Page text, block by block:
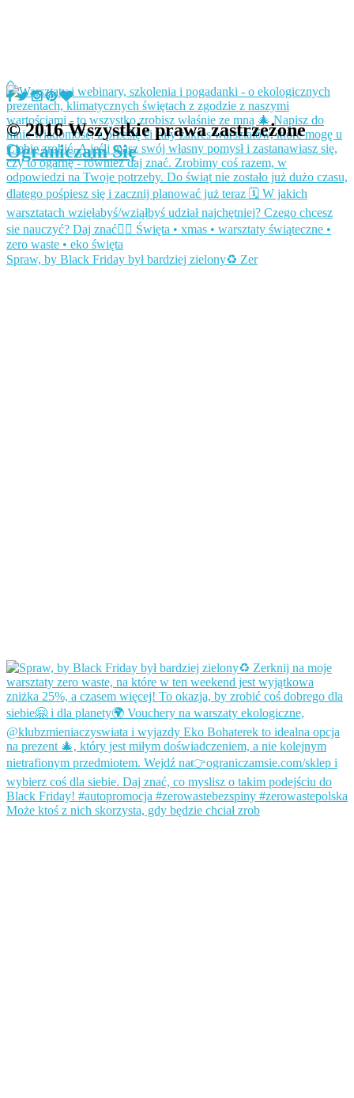
Spraw, by Black Friday był bardziej zielony♻️ Zer
Może ktoś z nich skorzysta, gdy będzie chciał zrob
© 2016 Wszystkie prawa zastrzeżone
Ograniczam Się